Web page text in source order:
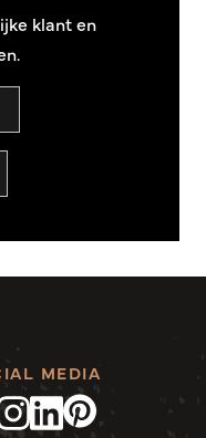
klant en
MEDIA